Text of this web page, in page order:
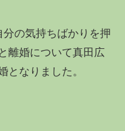
の気持ちばかりを押
離婚について真田広
となりました。